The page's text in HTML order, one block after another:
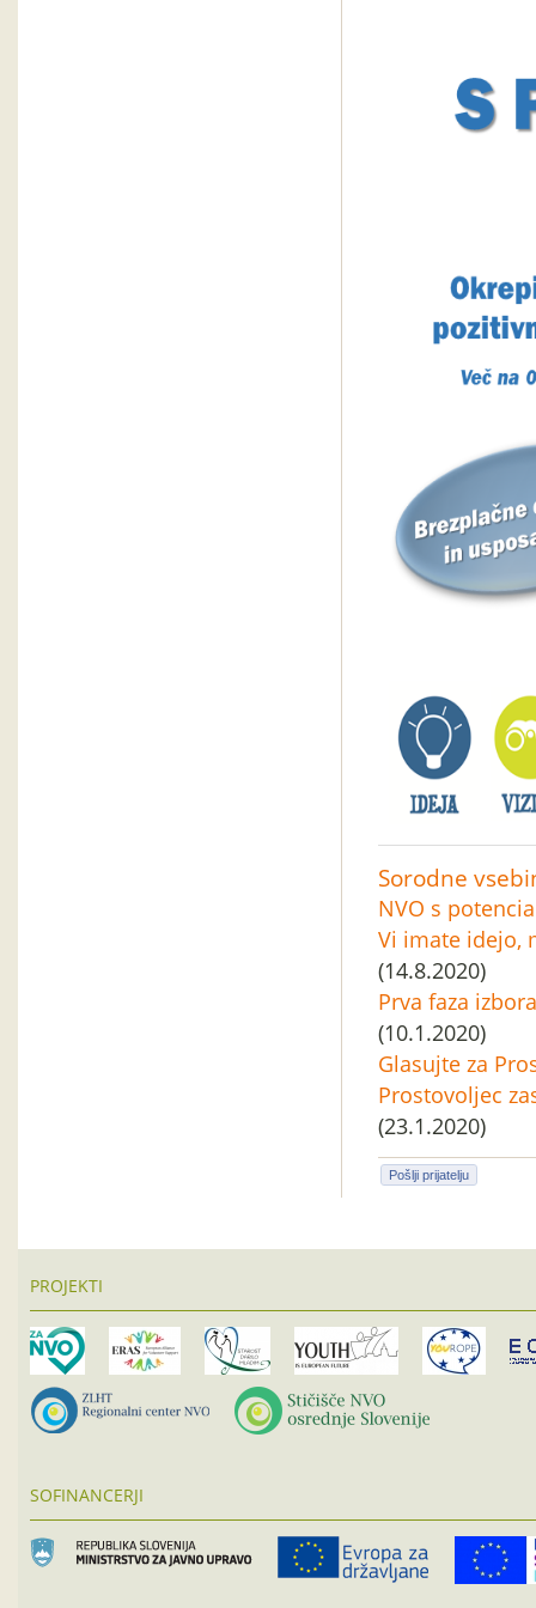
Sorodne
NVO s
Vi imate idejo,
(14.8.2020)
Prva faza
(10.1.2020)
Glasujte za
Prostovoljec
(23.1.2020)
Pošlji prijatelju
PROJEKTI
SOFINANCERJI